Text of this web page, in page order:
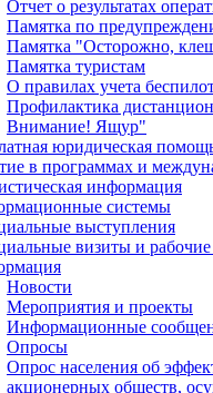
Отчет о результатах
Памятка по
Памятка "Осторожно,
Памятка туристам
О правилах учета
Профилактика
Внимание! Ящур"
юридическая
в программах и
информация
системы
выступления
визиты и рабочие
Новости
Мероприятия и проекты
Информационные
Опросы
Опрос населения об
акционерных обществ,